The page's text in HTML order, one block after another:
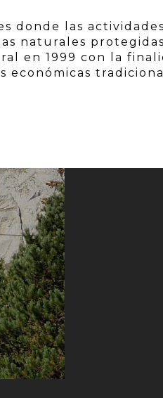
donde las actividades
naturales
en 1999 con la
económicas